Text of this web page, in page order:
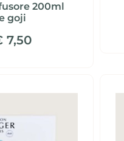
200ml
goji
7,50